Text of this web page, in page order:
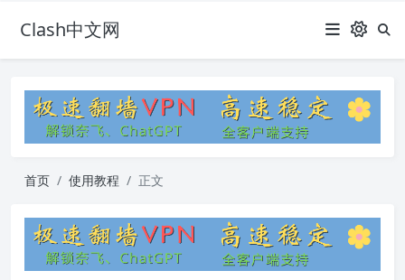
Clash中文网
首页 使用教程 正文